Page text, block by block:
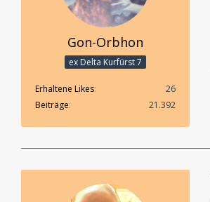
Gon-Orbhon
ex Delta Kurfürst 7
Erhaltene Likes
26
Beiträge
21.392